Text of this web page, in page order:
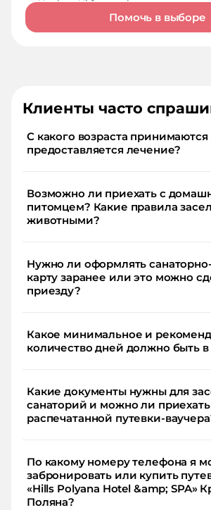
Помочь в выборе
Клиенты часто
С какого возраста
предоставляется лечение?
Возможно ли приехать с
питомцем? Какие правила
животными?
Нужно ли оформлять
карту заранее или это можно
приезду?
Какое минимальное и
количество дней должно быть в
Какие документы нужны для
санаторий и можно ли
распечатанной путевки-
По какому номеру телефона я
забронировать или купить
«Hills Polyana Hotel &amp; SPA»
Поляна?